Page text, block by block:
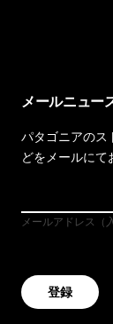
メールニュー
パタゴニアのス
どをメールにて
メールアドレス（
登録